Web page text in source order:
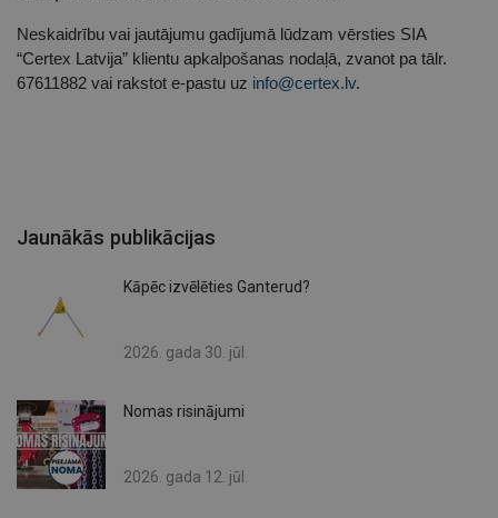
Neskaidrību vai jautājumu gadījumā lūdzam vērsties SIA
“Certex Latvija” klientu apkalpošanas nodaļā, zvanot pa tālr.
67611882 vai rakstot e-pastu uz info@certex.lv.
Jaunākās publikācijas
Kāpēc izvēlēties Ganterud?
2026. gada 30. jūl.
Nomas risinājumi
2026. gada 12. jūl.